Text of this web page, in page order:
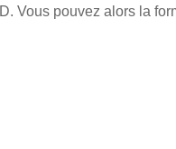
Vous pouvez alors la